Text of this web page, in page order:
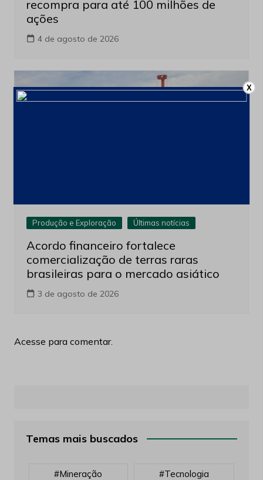
recompra para até 100 milhões de
ações
4 de agosto de 2026
Produção e Exploração Últimas notícias
Acordo financeiro fortalece
comercialização de terras raras
brasileiras para o mercado asiático
3 de agosto de 2026
Acesse para comentar.
Temas mais buscados
#mineração #tecnologia
X